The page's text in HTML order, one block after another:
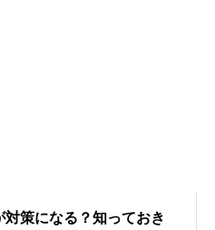
策になる？知っておき